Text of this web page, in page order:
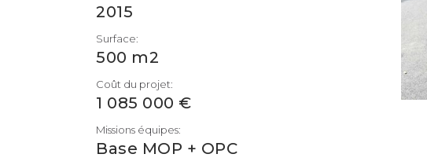
2015
Surface:
500 m2
Coût du projet:
1 085 000 €
Missions équipes:
Base MOP + OPC